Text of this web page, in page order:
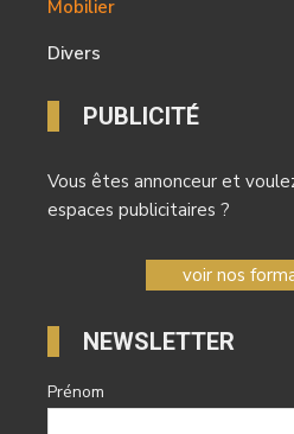
Mobilier
Divers
PUBLICITÉ
Vous êtes annonceur et
espaces publicitaires ?
voir nos
NEWSLETTER
Prénom